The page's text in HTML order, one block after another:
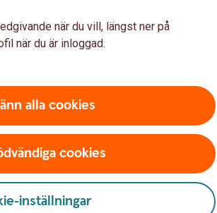
Mjällby
vi ut ca 4,25
skapa
till dessa
och mår
som ”187-
när du vill, längst ner på
när du är inloggad.
alla cookies
cookies
inställningar